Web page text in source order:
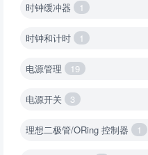
时钟缓冲器 1
时钟和计时 1
电源管理 19
电源开关 3
理想二极管/ORing 控制器 1